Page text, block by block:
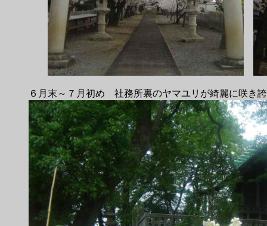
６月末～７月初め 社務所裏のヤマユリが綺麗に咲き